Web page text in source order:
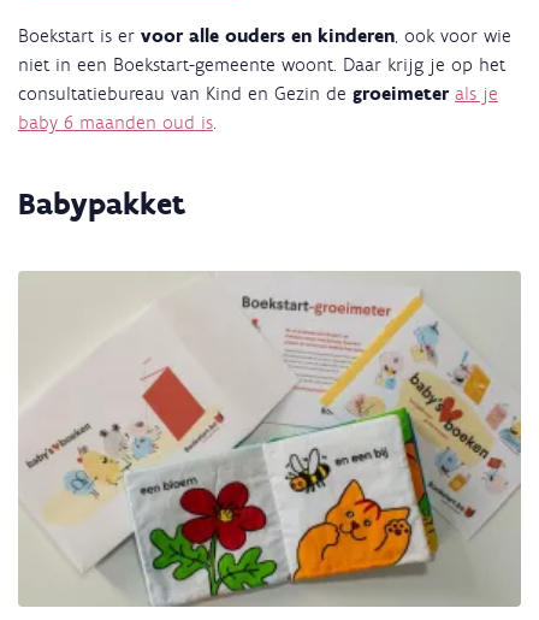
Boekstart is er voor alle ouders en kinderen , ook voor wie
niet in een Boekstart-gemeente woont. Daar krijg je op het
consultatiebureau van Kind en Gezin de groeimeter als je
baby 6 maanden oud is
Babypakket